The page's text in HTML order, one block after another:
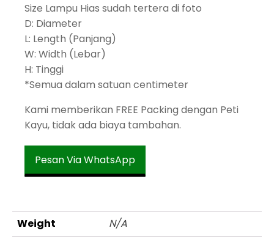
Size Lampu Hias sudah tertera di foto
D: Diameter
L: Length (Panjang)
W: Width (Lebar)
H: Tinggi
*Semua dalam satuan centimeter
Kami memberikan FREE Packing dengan Peti
Kayu, tidak ada biaya tambahan.
Pesan Via WhatsApp
Weight N/A